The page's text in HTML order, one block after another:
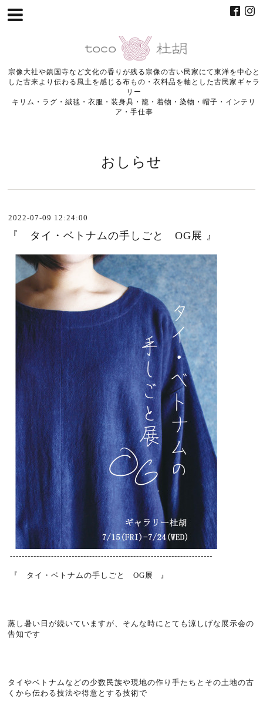
宗像大社や鎮国寺など文化の香りが残る宗像の古い民家にて東洋を中心と
した古来より伝わる風土を感じる布もの・衣料品を軸とした古民家ギャラ
リー
キリム・ラグ・絨毯・衣服・装身具・籠・着物・染物・帽子・インテリ
ア・手仕事
おしらせ
2022-07-09 12:24:00
『 タイ・ベトナムの手しごと OG展 』
---------------------------------------------------------------------
『 タイ・ベトナムの手しごと OG展 』
蒸し暑い日が続いていますが、そんな時にとても涼しげな展示会の
告知です
タイやベトナムなどの少数民族や現地の作り手たちとその土地の古
くから伝わる技法や得意とする技術で